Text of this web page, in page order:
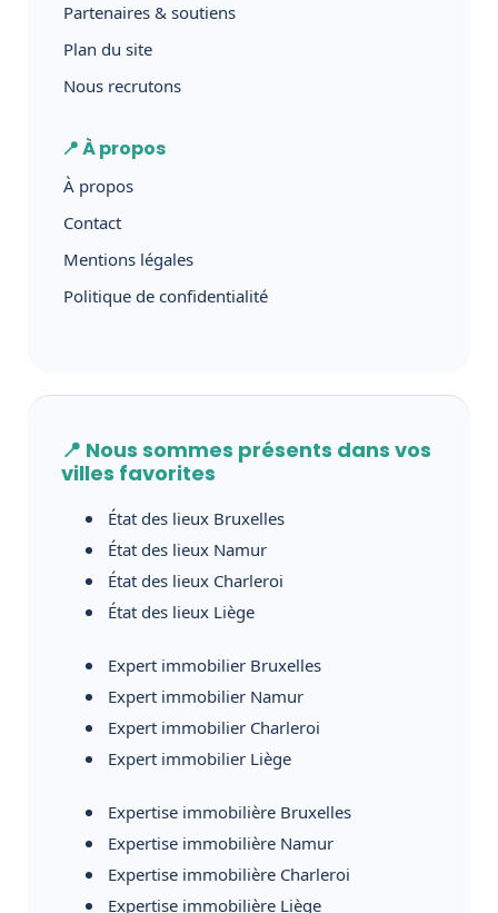
Partenaires & soutiens
Plan du site
Nous recrutons
📍 À propos
À propos
Contact
Mentions légales
Politique de confidentialité
📍 Nous sommes présents dans vos
villes favorites
État des lieux Bruxelles
État des lieux Namur
État des lieux Charleroi
État des lieux Liège
Expert immobilier Bruxelles
Expert immobilier Namur
Expert immobilier Charleroi
Expert immobilier Liège
Expertise immobilière Bruxelles
Expertise immobilière Namur
Expertise immobilière Charleroi
Expertise immobilière Liège